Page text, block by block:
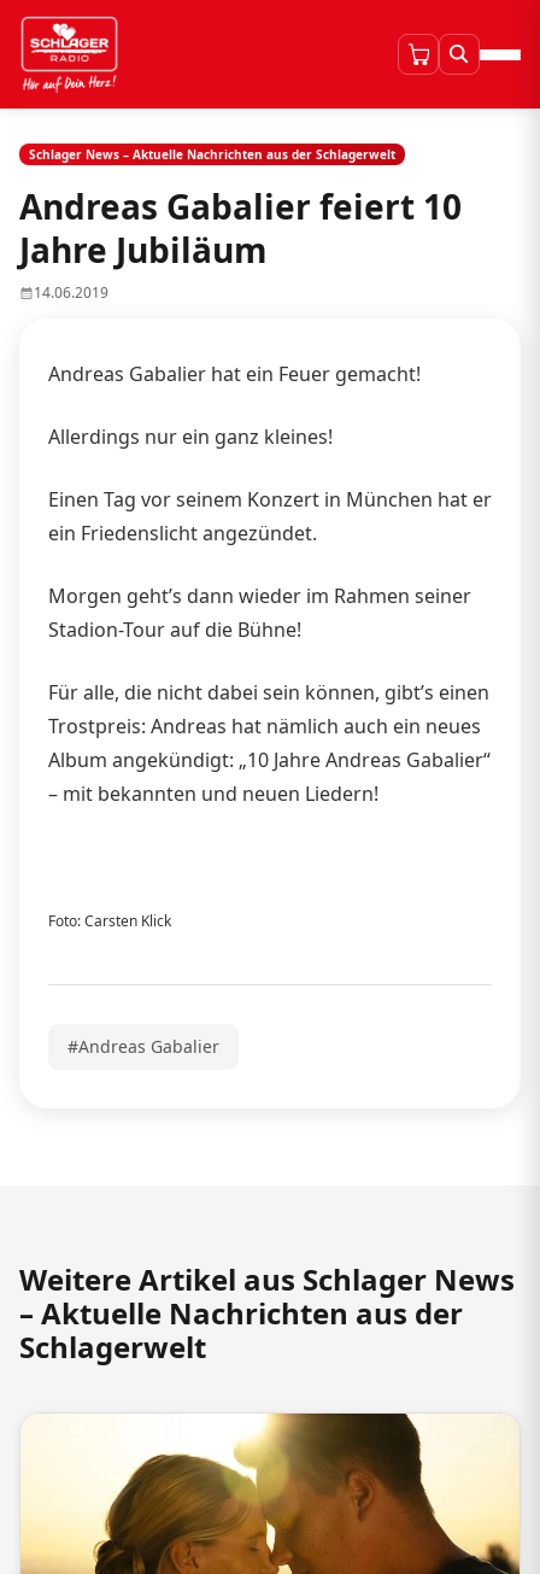
Schlager News – Aktuelle Nachrichten aus der Schlagerwelt
Andreas Gabalier feiert 10
Jahre Jubiläum
14.06.2019
Andreas Gabalier hat ein Feuer gemacht!
Allerdings nur ein ganz kleines!
Einen Tag vor seinem Konzert in München hat er
ein Friedenslicht angezündet.
Morgen geht’s dann wieder im Rahmen seiner
Stadion-Tour auf die Bühne!
Für alle, die nicht dabei sein können, gibt’s einen
Trostpreis: Andreas hat nämlich auch ein neues
Album angekündigt: „10 Jahre Andreas Gabalier“
– mit bekannten und neuen Liedern!
Foto: Carsten Klick
#Andreas Gabalier
Weitere Artikel aus Schlager News
– Aktuelle Nachrichten aus der
Schlagerwelt